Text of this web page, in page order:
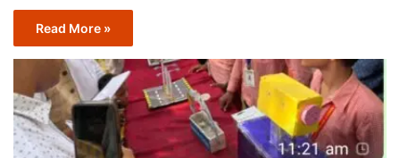
Read More »